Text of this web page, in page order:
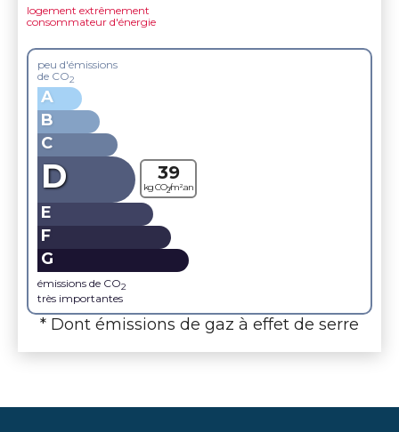
logement extrêmement
consommateur d'énergie
39
kg CO2/m².an
peu d'émissions
de CO2
A
B
C
D
E
F
G
émissions de CO2
très importantes
* Dont émissions de gaz à effet de serre